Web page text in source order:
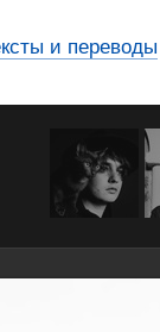
и переводы